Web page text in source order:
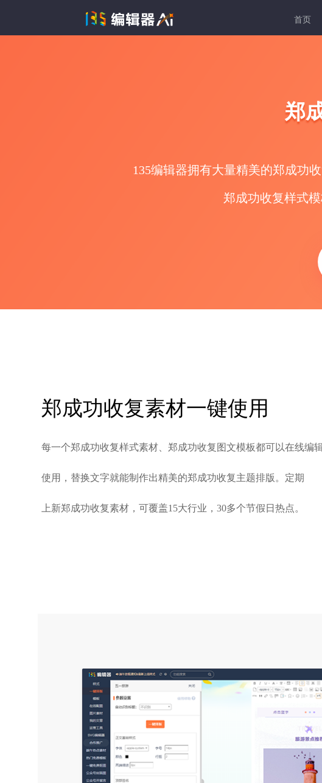
首页
郑
135编辑器拥有大量精美的郑成功
郑成功收复样式
郑成功收复素材一键使用
每一个郑成功收复样式素材、郑成功收复图文模板都可以在线编
使用，替换文字就能制作出精美的郑成功收复主题排版。定期
上新郑成功收复素材，可覆盖15大行业，30多个节假日热点。